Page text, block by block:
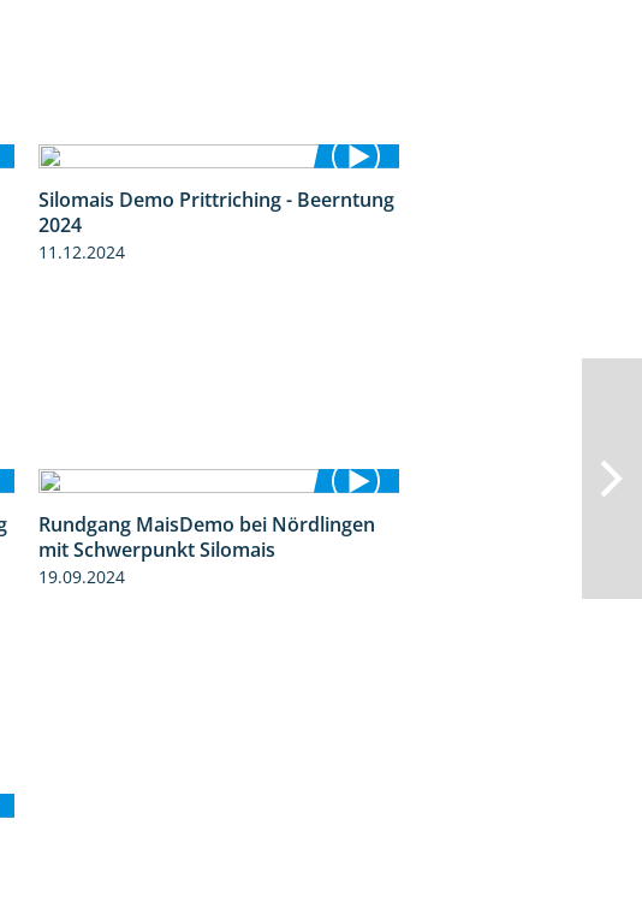
12:28
Silomais Demo Prittriching - Beerntung
2024
11.12.2024
10:51
Rundgang MaisDemo bei Nördlingen
mit Schwerpunkt Silomais
19.09.2024